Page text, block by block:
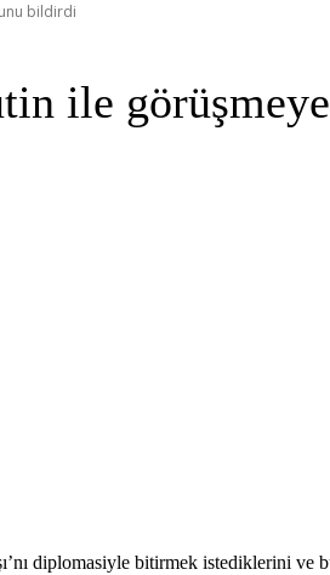
bildirdi
ile
diplomasiyle bitirmek istediklerini ve